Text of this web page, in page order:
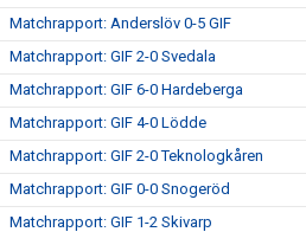
Matchrapport: Anderslöv 0-5 GIF
Matchrapport: GIF 2-0 Svedala
Matchrapport: GIF 6-0 Hardeberga
Matchrapport: GIF 4-0 Lödde
Matchrapport: GIF 2-0 Teknologkåren
Matchrapport: GIF 0-0 Snogeröd
Matchrapport: GIF 1-2 Skivarp